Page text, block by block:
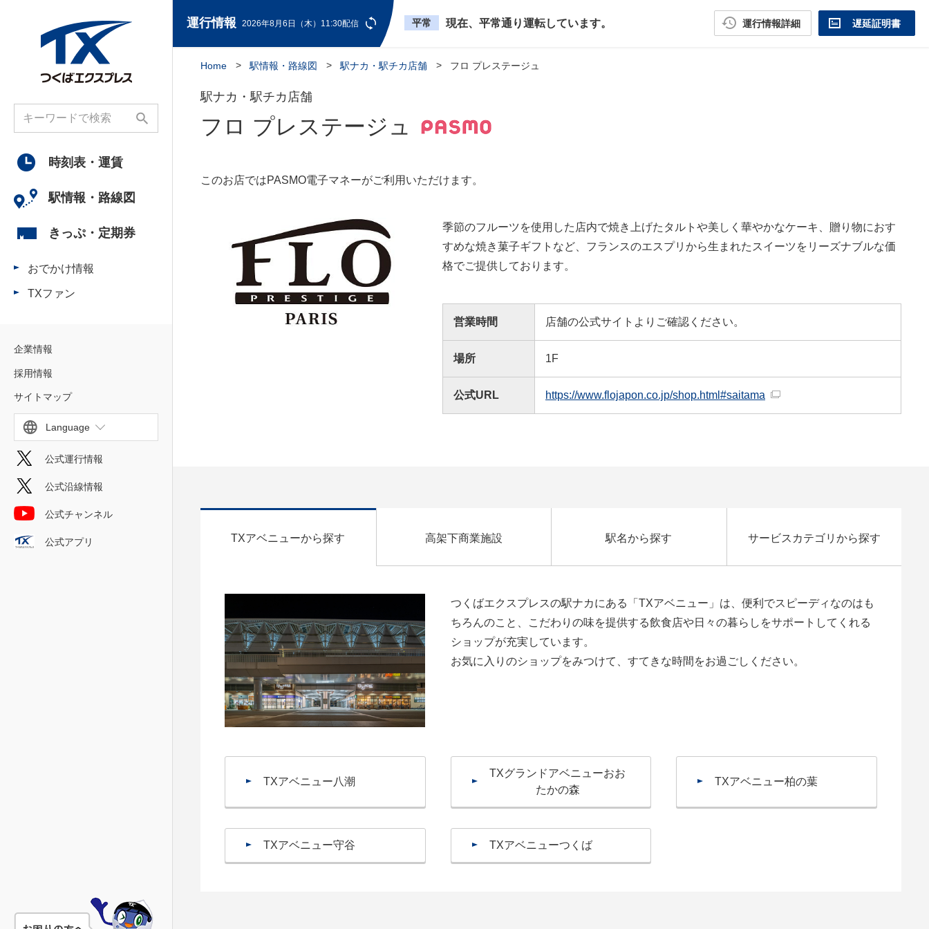
時刻表・ 運賃
駅情報・ 路線図
きっぷ・ 定期券
おでかけ情報
TXファン
企業情報
採用情報
サイトマップ
Language
公式運行情報
公式沿線情報
公式チャンネル
公式アプリ
運行情報 2026年8月6日（木）11:30配信 平常 現在、平常通り運転しています。 運行情報詳細 遅延証明書
Home 駅情報・路線図 駅ナカ・駅チカ店舗 フロ プレステージュ
駅ナカ・駅チカ店舗
フロ プレステージュ
このお店ではPASMO電子マネーがご利用いただけます。
季節のフルーツを使用した店内で焼き上げたタルトや美しく華やかなケーキ、贈り物におす
すめな焼き菓子ギフトなど、フランスのエスプリから生まれたスイーツをリーズナブルな価
格でご提供しております。
営業時間 店舗の公式サイトよりご確認ください。
場所 1F
公式URL https://www.flojapon.co.jp/shop.html#saitama
TXアベニューから探す 高架下商業施設 駅名から探す サービスカテゴリから探す
つくばエクスプレスの駅ナカにある「TXアベニュー」は、便利でスピーディなのはも
ちろんのこと、こだわりの味を提供する飲食店や日々の暮らしをサポートしてくれる
ショップが充実しています。
お気に入りのショップをみつけて、すてきな時間をお過ごしください。
TXアベニュー八潮
TXグランドアベニューおお
たかの森
TXアベニュー柏の葉
TXアベニュー守谷 TXアベニューつくば